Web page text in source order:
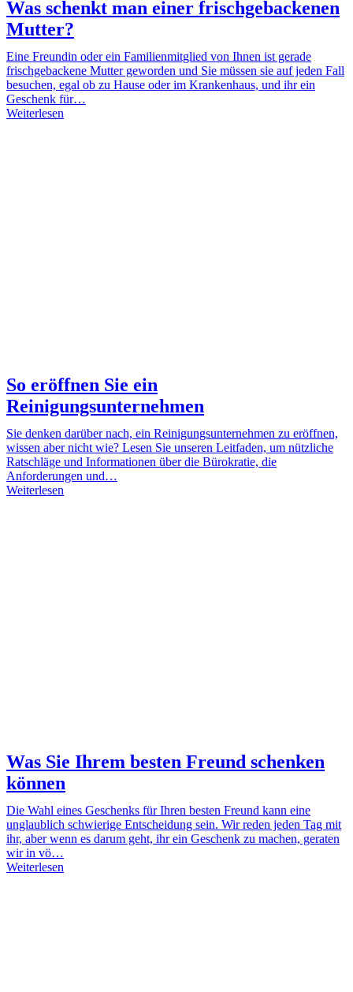
Was schenkt man einer frischgebackenen
Mutter?
Eine Freundin oder ein Familienmitglied von Ihnen ist gerade
frischgebackene Mutter geworden und Sie müssen sie auf jeden Fall
besuchen, egal ob zu Hause oder im Krankenhaus, und ihr ein
Geschenk für…
Weiterlesen
So eröffnen Sie ein
Reinigungsunternehmen
Sie denken darüber nach, ein Reinigungsunternehmen zu eröffnen,
wissen aber nicht wie? Lesen Sie unseren Leitfaden, um nützliche
Ratschläge und Informationen über die Bürokratie, die
Anforderungen und…
Weiterlesen
Was Sie Ihrem besten Freund schenken
können
Die Wahl eines Geschenks für Ihren besten Freund kann eine
unglaublich schwierige Entscheidung sein. Wir reden jeden Tag mit
ihr, aber wenn es darum geht, ihr ein Geschenk zu machen, geraten
wir in vö…
Weiterlesen